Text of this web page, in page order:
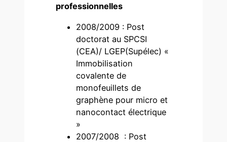
professionnelles
2008/2009 : Post
doctorat au SPCSI
(CEA)/ LGEP(Supélec) «
Immobilisation
covalente de
monofeuillets de
graphène pour micro et
nanocontact électrique
»
2007/2008 : Post